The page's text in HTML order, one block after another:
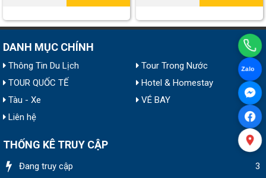
DANH MỤC CHÍNH
Thông Tin Du Lịch
Tour Trong Nước
TOUR QUỐC TẾ
Hotel & Homestay
Tàu - Xe
VÉ BAY
Liên hệ
THỐNG KÊ TRUY CẬP
Đang truy cập 3
Zalo